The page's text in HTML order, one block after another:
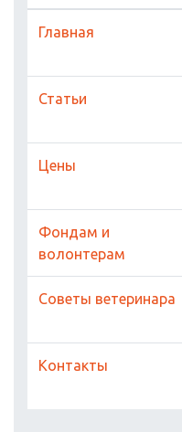
Главная
Статьи
Цены
Фондам и
волонтерам
Советы ветеринара
Контакты